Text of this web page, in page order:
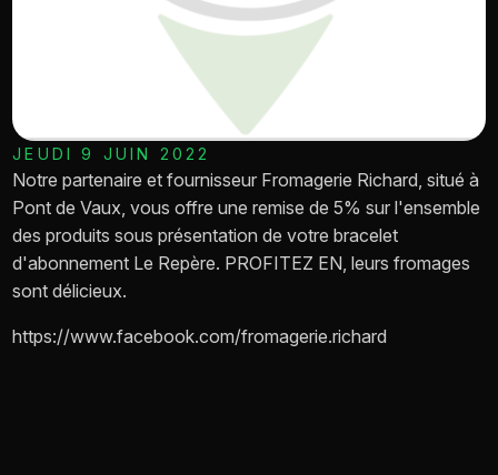
JEUDI 9 JUIN 2022
Notre partenaire et fournisseur Fromagerie Richard, situé à
Pont de Vaux, vous offre une remise de 5% sur l'ensemble
des produits sous présentation de votre bracelet
d'abonnement Le Repère. PROFITEZ EN, leurs fromages
sont délicieux.
https://www.facebook.com/fromagerie.richard